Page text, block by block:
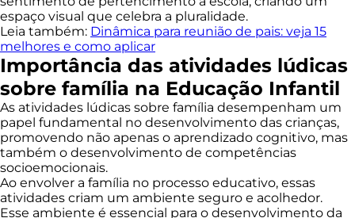
espaço visual que celebra a pluralidade.
Leia também: Dinâmica para reunião de pais: veja 15
melhores e como aplicar
Importância das atividades lúdicas
sobre família na Educação Infantil
As atividades lúdicas sobre família desempenham um
papel fundamental no desenvolvimento das crianças,
promovendo não apenas o aprendizado cognitivo, mas
também o desenvolvimento de competências
socioemocionais.
Ao envolver a família no processo educativo, essas
atividades criam um ambiente seguro e acolhedor.
Esse ambiente é essencial para o desenvolvimento da